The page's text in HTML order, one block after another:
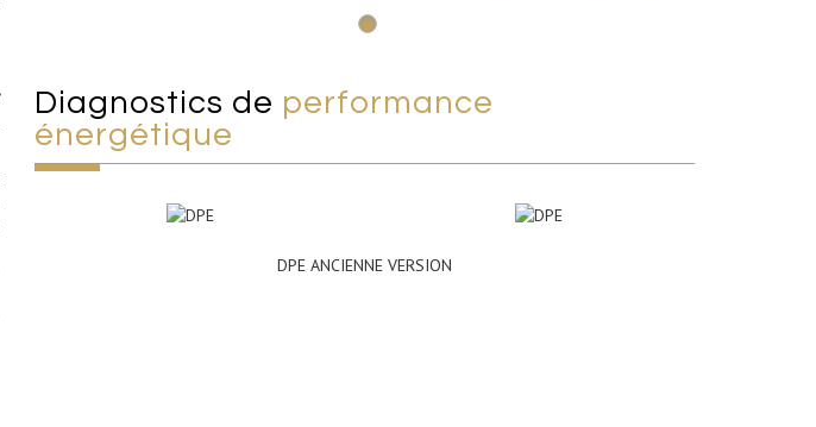
diagnostics de performance
énergétique
DPE ANCIENNE VERSION